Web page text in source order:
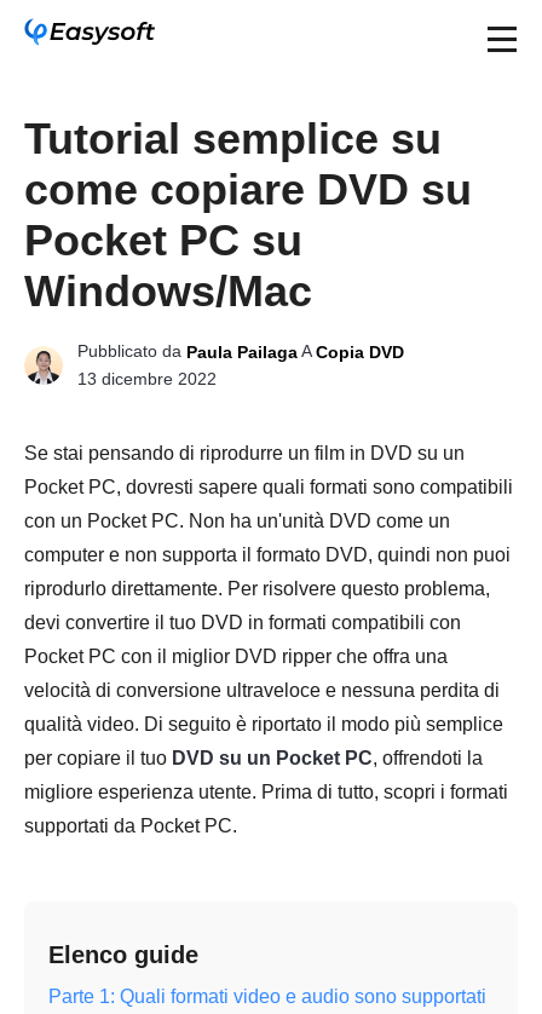
Tutorial semplice su
come copiare DVD su
Pocket PC su
Windows/Mac
Pubblicato da Paula PailagaACopia DVD
13 dicembre 2022
Se stai pensando di riprodurre un film in DVD su un
Pocket PC, dovresti sapere quali formati sono compatibili
con un Pocket PC. Non ha un'unità DVD come un
computer e non supporta il formato DVD, quindi non puoi
riprodurlo direttamente. Per risolvere questo problema,
devi convertire il tuo DVD in formati compatibili con
Pocket PC con il miglior DVD ripper che offra una
velocità di conversione ultraveloce e nessuna perdita di
qualità video. Di seguito è riportato il modo più semplice
per copiare il tuo DVD su un Pocket PC, offrendoti la
migliore esperienza utente. Prima di tutto, scopri i formati
supportati da Pocket PC.
Elenco guide
Parte 1: Quali formati video e audio sono supportati